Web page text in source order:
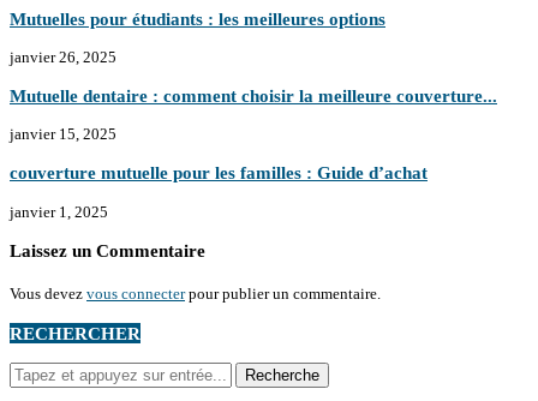
Mutuelles pour étudiants : les meilleures options
janvier 26, 2025
Mutuelle dentaire : comment choisir la meilleure couverture...
janvier 15, 2025
couverture mutuelle pour les familles : Guide d’achat
janvier 1, 2025
Laissez un Commentaire
Vous devez vous connecterpour publier un commentaire.
RECHERCHER